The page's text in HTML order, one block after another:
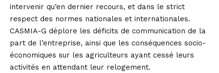
intervenir qu’en dernier recours, et dans le strict
respect des normes nationales et internationales.
CASMIA-G déplore les déficits de communication de la
part de l’entreprise, ainsi que les conséquences socio-
économiques sur les agriculteurs ayant cessé leurs
activités en attendant leur relogement.